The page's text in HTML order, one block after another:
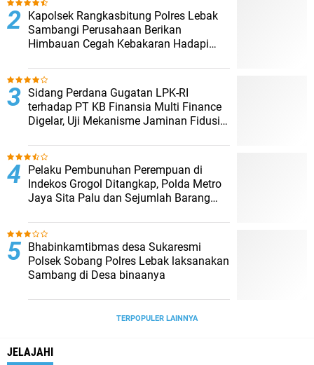
Kapolsek Rangkasbitung Polres Lebak
Sambangi Perusahaan Berikan
Himbauan Cegah Kebakaran Hadapi
Sidang Perdana Gugatan LPK-RI
terhadap PT KB Finansia Multi Finance
Digelar, Uji Mekanisme Jaminan Fidusia
Pelaku Pembunuhan Perempuan di
Indekos Grogol Ditangkap, Polda Metro
Jaya Sita Palu dan Sejumlah Barang
Bhabinkamtibmas desa Sukaresmi
Polsek Sobang Polres Lebak laksanakan
Sambang di Desa binaanya
TERPOPULER LAINNYA
JELAJAHI